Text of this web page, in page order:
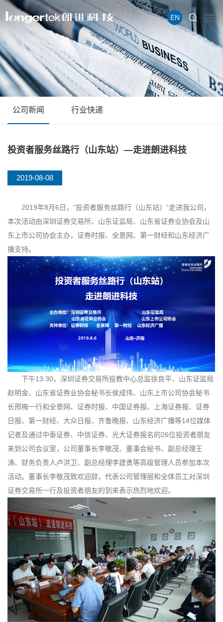
EN
公司新闻 行业快递
投资者服务丝路行（山东站）—走进朗进科技
2019-08-08
2019年8月6日，“投资者服务丝路行（山东站）”走进我公司，
本次活动由深圳证券交易所、山东证监局、山东省证券业协会及山
东上市公司协会主办，证券时报、全景网、第一财经和山东经济广
播支持。
下午13:30，深圳证券交易所投教中心总监徐良平、山东证监局
赵明金、山东省证券业协会秘书长侯成伟、山东上市公司协会秘书
长邢梅一行和全景网、证券时报、中国证券报、上海证券报、证券
日报、第一财经、大众日报、齐鲁晚报、山东经济广播等14位媒体
记者及通过中泰证券、中信证券、光大证券报名的26位投资者朋友
来到公司会议室，公司董事长李敬茂、董事会秘书、副总经理王
涛、财务负责人卢洪卫、副总经理李建勇等高级管理人员参加本次
活动。董事长李敬茂致欢迎辞，代表公司管理层和全体员工对深圳
证券交易所一行及投资者朋友的到来表示热烈地欢迎。